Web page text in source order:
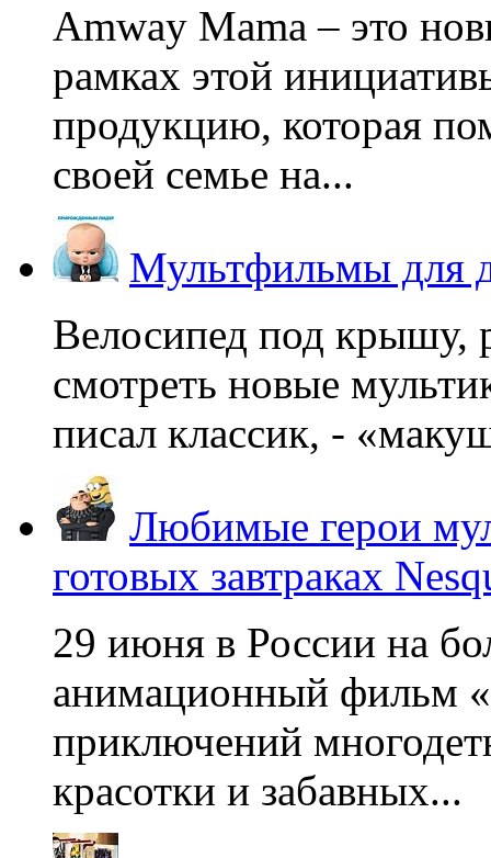
Amway Mama – это
рамках этой
продукцию, которая
своей семье на...
Мультфильмы для
Велосипед под крышу,
смотреть новые
писал классик, -
Любимые герои
готовых завтраках
29 июня в России на
анимационный фильм
приключений
красотки и забавных...